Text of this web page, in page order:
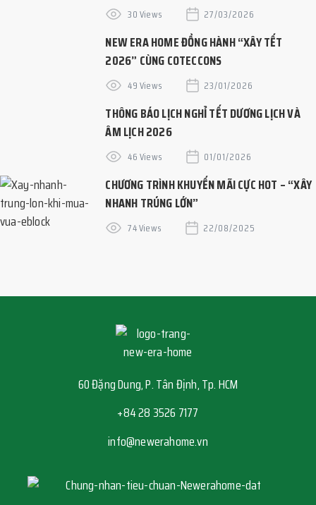
30 Views 27/03/2026
NEW ERA HOME ĐỒNG HÀNH “XÂY TẾT
2026” CÙNG COTECCONS
49 Views 23/01/2026
THÔNG BÁO LỊCH NGHỈ TẾT DƯƠNG LỊCH VÀ
ÂM LỊCH 2026
46 Views 01/01/2026
CHƯƠNG TRÌNH KHUYẾN MÃI CỰC HOT – “XÂY
NHANH TRÚNG LỚN”
74 Views 22/08/2025
60 Đặng Dung, P. Tân Định, Tp. HCM
+84 28 3526 7177
info@newerahome.vn